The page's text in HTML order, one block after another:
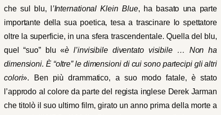
che sul blu, l ’International Klein Blue, ha basato una parte
importante della sua poetica, tesa a trascinare lo spettatore
oltre la superficie, in una sfera trascendentale. Quella del blu,
quel “suo” blu «è l’invisibile diventato visibile … Non ha
dimensioni. È “oltre” le dimensioni di cui sono partecipi gli altri
colori». Ben più drammatico, a suo modo fatale, è stato
l’approdo al colore da parte del regista inglese Derek Jarman
che titolò il suo ultimo film, girato un anno prima della morte a